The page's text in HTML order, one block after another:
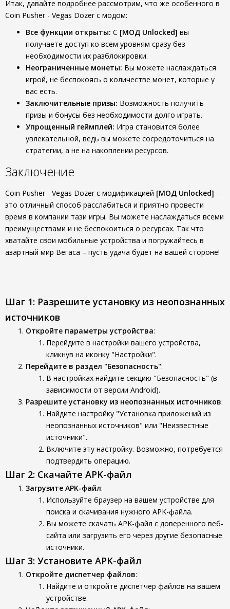
Итак, давайте подробнее рассмотрим, что же особенного в
Coin Pusher - Vegas Dozer с модом:
Все функции открыты: С [МОД Unlocked] вы
получаете доступ ко всем уровням сразу без
необходимости их разблокировки.
Неограниченные монеты: Вы можете наслаждаться
игрой, не беспокоясь о количестве монет, которые у
вас есть.
Заключительные призы: Возможность получить
призы и бонусы без необходимости долго играть.
Упрощенный геймплей: Игра становится более
увлекательной, ведь вы можете сосредоточиться на
стратегии, а не на накоплении ресурсов.
Заключение
Coin Pusher - Vegas Dozer с модификацией [МОД Unlocked] –
это отличный способ расслабиться и приятно провести
время в компании тази игры. Вы можете наслаждаться всеми
преимуществами и не беспокоиться о ресурсах. Так что
хватайте свои мобильные устройства и погружайтесь в
азартный мир Вегаса – пусть удача будет на вашей стороне!
Шаг 1: Разрешите установку из неопознанных
источников
Откройте параметры устройства:
Перейдите в настройки вашего устройства,
кликнув на иконку "Настройки".
Перейдите в раздел "Безопасность":
В настройках найдите секцию "Безопасность" (в
зависимости от версии Android).
Разрешите установку из неопознанных источников:
Найдите настройку "Установка приложений из
неопознанных источников" или "Неизвестные
источники".
Включите эту настройку. Возможно, потребуется
подтвердить операцию.
Шаг 2: Скачайте APK-файл
Загрузите APK-файл:
Используйте браузер на вашем устройстве для
поиска и скачивания нужного APK-файла.
Вы можете скачать APK-файл с доверенного веб-
сайта или загрузить его через другие безопасные
источники.
Шаг 3: Установите APK-файл
Откройте диспетчер файлов:
Найдите и откройте диспетчер файлов на вашем
устройстве.